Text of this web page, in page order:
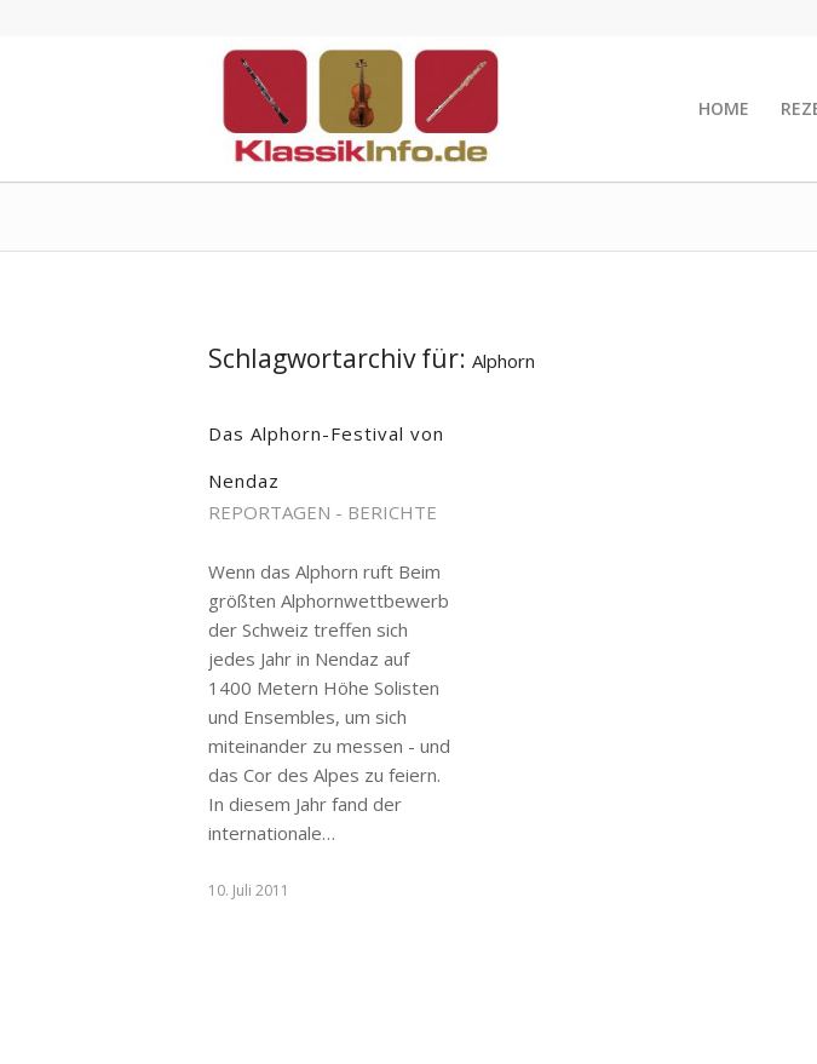
HOME
Schlagwortarchiv für: Alphorn
Das Alphorn-Festival von
Nendaz
REPORTAGEN - BERICHTE
Wenn das Alphorn ruft Beim
größten Alphornwettbewerb
der Schweiz treffen sich
jedes Jahr in Nendaz auf
1400 Metern Höhe Solisten
und Ensembles, um sich
miteinander zu messen - und
das Cor des Alpes zu feiern.
In diesem Jahr fand der
internationale…
10. Juli 2011